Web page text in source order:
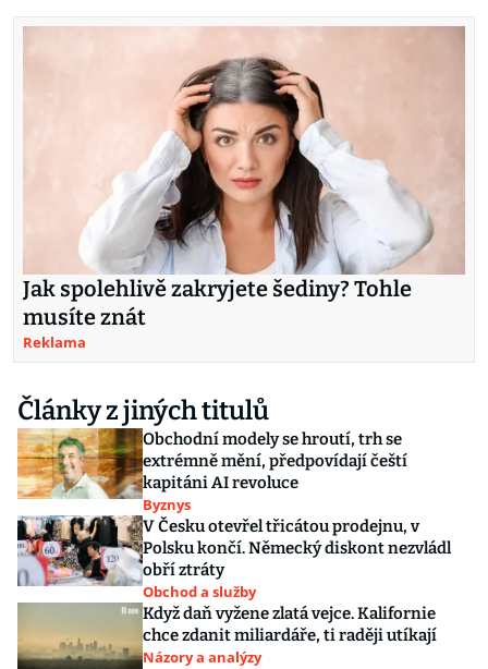
Jak spolehlivě zakryjete šediny? Tohle
musíte znát
Reklama
Články z jiných titulů
Obchodní modely se hroutí, trh se
extrémně mění, předpovídají čeští
kapitáni AI revoluce
Byznys
V Česku otevřel třicátou prodejnu, v
Polsku končí. Německý diskont nezvládl
obří ztráty
Obchod a služby
Když daň vyžene zlatá vejce. Kalifornie
chce zdanit miliardáře, ti raději utíkají
Názory a analýzy